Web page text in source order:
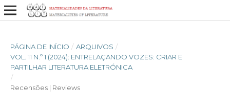
PÁGINA DE INÍCIO / ARQUIVOS /
VOL. 11 N.º 1 (2024): ENTRELAÇANDO VOZES: CRIAR E
PARTILHAR LITERATURA ELETRÓNICA
/
Recensões | Reviews